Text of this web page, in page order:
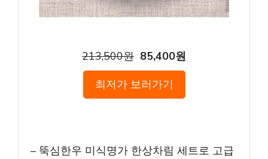
213,500원 85,400원
최저가 보러가기
– 뚝심한우 미식명가 한상차림 세트로 고급